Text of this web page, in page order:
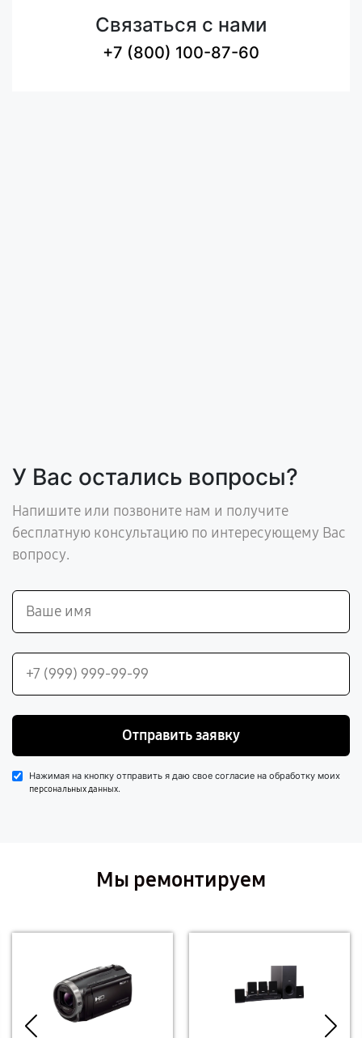
Связаться с нами
+7 (800) 100-87-60
У Вас остались вопросы?
Напишите или позвоните нам и получите
бесплатную консультацию по интересующему Вас
вопросу.
Отправить заявку
Нажимая на кнопку отправить я даю свое согласие на обработку моих
персональных данных.
Мы ремонтируем